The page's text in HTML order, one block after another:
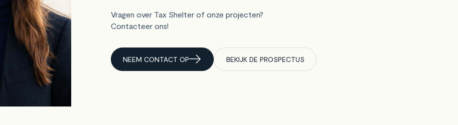
Vragen over Tax Shelter of onze projecten?
Contacteer ons!
NEEM CONTACT OP BEKIJK DE PROSPECTUS